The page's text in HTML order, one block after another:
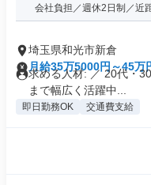
会社負担／週休2日制／近
埼玉県和光市新倉
月給35万5000円～45万
求める人材: ／ 20代・
まで幅広く活躍中...
即日勤務OK 交通費支給